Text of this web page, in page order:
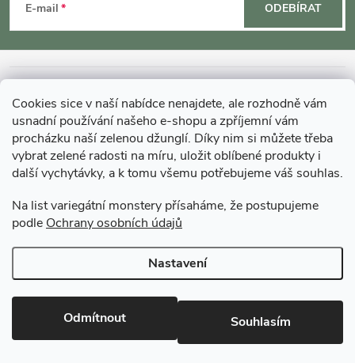
Cookies sice v naší nabídce nenajdete, ale rozhodně vám
usnadní používání našeho e-shopu a zpříjemní vám
procházku naší zelenou džunglí. Díky nim si můžete třeba
vybrat zelené radosti na míru, uložit oblíbené produkty i
další vychytávky, a k tomu všemu potřebujeme váš souhlas.
Na list variegátní monstery přísaháme, že postupujeme
podle Ochrany osobních údajů
Nastavení
Odmítnout Souhlasím
v
k
y
v
ý
i
s
u
p
a
E-mail ODEBÍRAT
MOHLO BY VÁS ZAJÍMAT
O GARDNERS
Gardners Design - Projekt, realizace a údržba zahrad a interiérů
Copyright 2026Gardners-eshop.cz. Všechna práva vyhrazena.Upravit
nastavení cookies